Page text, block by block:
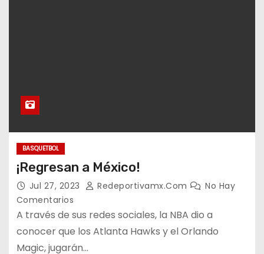
BASQUETBOL
¡Regresan a México!
Jul 27, 2023 Redeportivamx.com
No Hay
Comentarios
A través de sus redes sociales, la NBA dio a
conocer que los Atlanta Hawks y el Orlando
Magic, jugarán…